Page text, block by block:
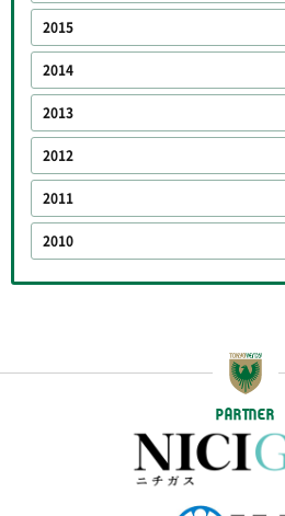
2015
2014
2013
2012
2011
2010
PARTNER